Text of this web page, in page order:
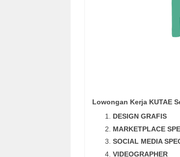
Lowongan Kerja KUTAE
DESIGN GRAFIS
MARKETPLACE
SOCIAL MEDIA
VIDEOGRAPHER